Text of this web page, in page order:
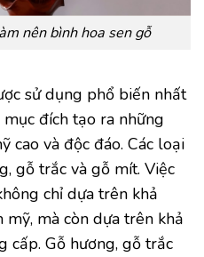
nên bình hoa sen gỗ
sử dụng phổ biến nhất
đích tạo ra những
cao và độc đáo. Các loại
gỗ trắc và gỗ mít. Việc
chỉ dựa trên khả
mà còn dựa trên khả
cấp. Gỗ hương, gỗ trắc